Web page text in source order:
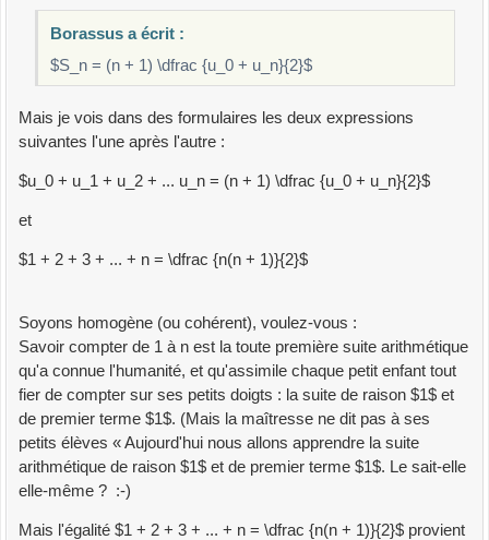
Borassus a écrit :
$S_n = (n + 1) \dfrac {u_0 + u_n}{2}$
Mais je vois dans des formulaires les deux expressions
suivantes l'une après l'autre :
$u_0 + u_1 + u_2 + ... u_n = (n + 1) \dfrac {u_0 + u_n}{2}$
et
$1 + 2 + 3 + ... + n = \dfrac {n(n + 1)}{2}$
Soyons homogène (ou cohérent), voulez-vous :
Savoir compter de 1 à n est la toute première suite arithmétique
qu'a connue l'humanité, et qu'assimile chaque petit enfant tout
fier de compter sur ses petits doigts : la suite de raison $1$ et
de premier terme $1$. (Mais la maîtresse ne dit pas à ses
petits élèves « Aujourd'hui nous allons apprendre la suite
arithmétique de raison $1$ et de premier terme $1$. Le sait-elle
elle-même ? :-)
Mais l'égalité $1 + 2 + 3 + ... + n = \dfrac {n(n + 1)}{2}$ provient